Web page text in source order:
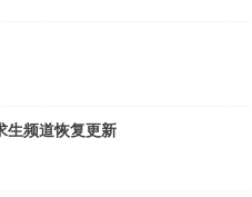
生频道恢复更新